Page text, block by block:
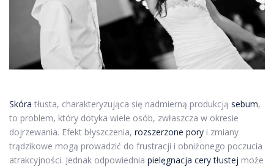
Skóra tłusta, charakteryzująca się nadmierną produkcją sebum,
to problem, który dotyka wiele osób, zwłaszcza w okresie
dojrzewania. Efekt błyszczenia, rozszerzone pory i zmiany
trądzikowe mogą prowadzić do frustracji i obniżonego poczucia
atrakcyjności. Jednak odpowiednia pielęgnacja cery tłustej może